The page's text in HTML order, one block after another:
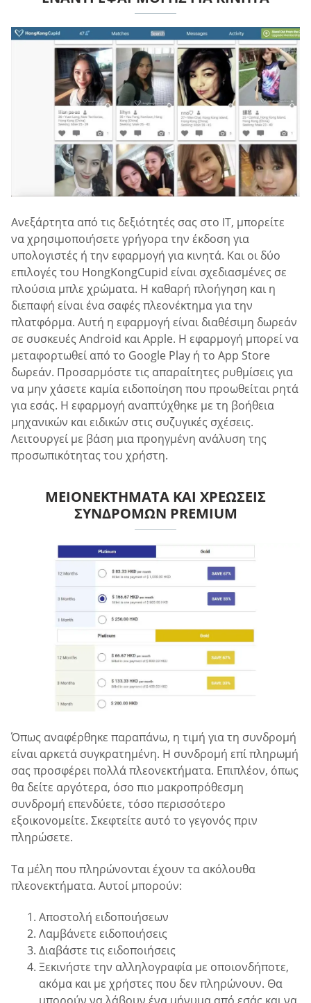
Ανεξάρτητα από τις δεξιότητές σας στο IT, μπορείτε
να χρησιμοποιήσετε γρήγορα την έκδοση για
υπολογιστές ή την εφαρμογή για κινητά. Και οι δύο
επιλογές του HongKongCupid είναι σχεδιασμένες σε
πλούσια μπλε χρώματα. Η καθαρή πλοήγηση και η
διεπαφή είναι ένα σαφές πλεονέκτημα για την
πλατφόρμα. Αυτή η εφαρμογή είναι διαθέσιμη δωρεάν
σε συσκευές Android και Apple. Η εφαρμογή μπορεί να
μεταφορτωθεί από το Google Play ή το App Store
δωρεάν. Προσαρμόστε τις απαραίτητες ρυθμίσεις για
να μην χάσετε καμία ειδοποίηση που προωθείται ρητά
για εσάς. Η εφαρμογή αναπτύχθηκε με τη βοήθεια
μηχανικών και ειδικών στις συζυγικές σχέσεις.
Λειτουργεί με βάση μια προηγμένη ανάλυση της
προσωπικότητας του χρήστη.
ΜΕΙΟΝΕΚΤΉΜΑΤΑ ΚΑΙ ΧΡΕΏΣΕΙΣ
ΣΥΝΔΡΟΜΏΝ PREMIUM
Όπως αναφέρθηκε παραπάνω, η τιμή για τη συνδρομή
είναι αρκετά συγκρατημένη. Η συνδρομή επί πληρωμή
σας προσφέρει πολλά πλεονεκτήματα. Επιπλέον, όπως
θα δείτε αργότερα, όσο πιο μακροπρόθεσμη
συνδρομή επενδύετε, τόσο περισσότερο
εξοικονομείτε. Σκεφτείτε αυτό το γεγονός πριν
πληρώσετε.
Τα μέλη που πληρώνονται έχουν τα ακόλουθα
πλεονεκτήματα. Αυτοί μπορούν:
Αποστολή ειδοποιήσεων
Λαμβάνετε ειδοποιήσεις
Διαβάστε τις ειδοποιήσεις
Ξεκινήστε την αλληλογραφία με οποιονδήποτε,
ακόμα και με χρήστες που δεν πληρώνουν. Θα